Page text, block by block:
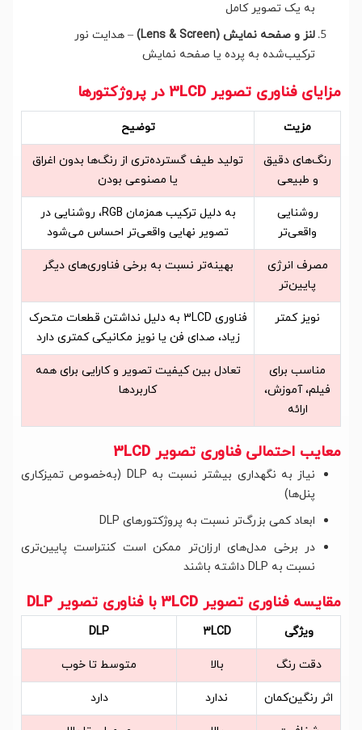
به یک تصویر کامل
لنز و صفحه نمایش (Lens & Screen)
– هدایت نور
ترکیب‌شده به پرده یا صفحه نمایش
مزایای فناوری تصویر 3LCD در پروژکتورها
مزیت توضیح
رنگ‌های دقیق
و طبیعی
تولید طیف گسترده‌تری از رنگ‌ها بدون اغراق
یا مصنوعی بودن
روشنایی
واقعی‌تر
به دلیل ترکیب همزمان RGB، روشنایی در
تصویر نهایی واقعی‌تر احساس می‌شود
مصرف انرژی
پایین‌تر
بهینه‌تر نسبت به برخی فناوری‌های دیگر
نویز کمتر
فناوری 3LCD به دلیل نداشتن قطعات متحرک
زیاد، صدای فن یا نویز مکانیکی کمتری دارد
مناسب برای
فیلم، آموزش،
ارائه
تعادل بین کیفیت تصویر و کارایی برای همه
کاربردها
معایب احتمالی فناوری تصویر 3LCD
نیاز به نگهداری بیشتر نسبت به DLP (به‌خصوص تمیزکاری
پنل‌ها)
ابعاد کمی بزرگ‌تر نسبت به پروژکتورهای DLP
در برخی مدل‌های ارزان‌تر ممکن است کنتراست پایین‌تری
نسبت به DLP داشته باشند
مقایسه فناوری تصویر 3LCD با فناوری تصویر DLP
ویژگی 3LCD
DLP
دقت رنگ بالا متوسط تا خوب
اثر رنگین‌کمان ندارد دارد